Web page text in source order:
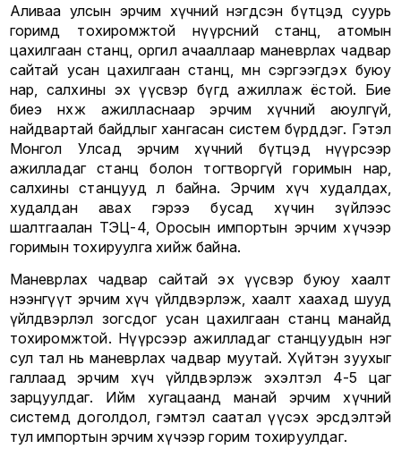
Аливаа улсын эрчим хүчний нэгдсэн бүтцэд суурь
горимд тохиромжтой нүүрсний станц, атомын
цахилгаан станц, оргил ачааллаар маневрлах чадвар
сайтай усан цахилгаан станц, мөн сэргээгдэх буюу
нар, салхины эх үүсвэр бүгд ажиллаж ёстой. Бие
биеэ нөхөж ажилласнаар эрчим хүчний аюулгүй,
найдвартай байдлыг хангасан систем бүрддэг. Гэтэл
Монгол Улсад эрчим хүчний бүтцэд нүүрсээр
ажилладаг станц болон тогтворгүй горимын нар,
салхины станцууд л байна. Эрчим хүч худалдах,
худалдан авах гэрээ бусад хүчин зүйлээс
шалтгаалан ТЭЦ-4, Оросын импортын эрчим хүчээр
горимын тохируулга хийж байна.
Маневрлах чадвар сайтай эх үүсвэр буюу хаалт
нээнгүүт эрчим хүч үйлдвэрлэж, хаалт хаахад шууд
үйлдвэрлэл зогсдог усан цахилгаан станц манайд
тохиромжтой. Нүүрсээр ажилладаг станцуудын нэг
сул тал нь маневрлах чадвар муутай. Хүйтэн зуухыг
галлаад эрчим хүч үйлдвэрлэж эхэлтэл 4-5 цаг
зарцуулдаг. Ийм хугацаанд манай эрчим хүчний
системд доголдол, гэмтэл саатал үүсэх эрсдэлтэй
тул импортын эрчим хүчээр горим тохируулдаг.